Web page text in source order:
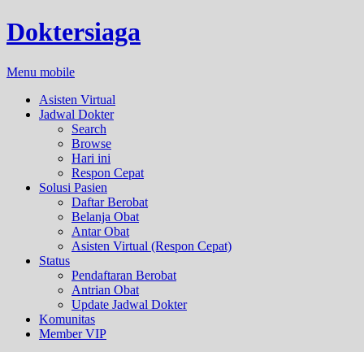
Doktersiaga
Menu mobile
Asisten Virtual
Jadwal Dokter
Search
Browse
Hari ini
Respon Cepat
Solusi Pasien
Daftar Berobat
Belanja Obat
Antar Obat
Asisten Virtual (Respon Cepat)
Status
Pendaftaran Berobat
Antrian Obat
Update Jadwal Dokter
Komunitas
Member VIP